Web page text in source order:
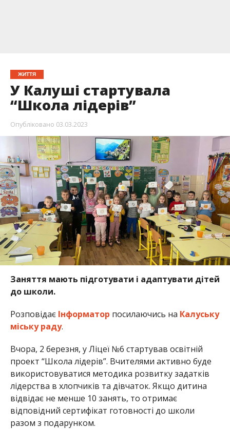
ЖИТТЯ
У Калуші стартувала
“Школа лідерів”
Опубліковано 03.03.2023
Заняття мають підготувати і адаптувати дітей
до школи.
Розповідає Інформатор посилаючись на Калуську
міську раду.
Вчора, 2 березня, у Ліцеї №6 стартував освітній
проект “Школа лідерів”. Вчителями активно буде
використовуватися методика розвитку задатків
лідерства в хлопчиків та дівчаток. Якщо дитина
відвідає не менше 10 занять, то отримає
відповідний сертифікат готовності до школи
разом з подарунком.